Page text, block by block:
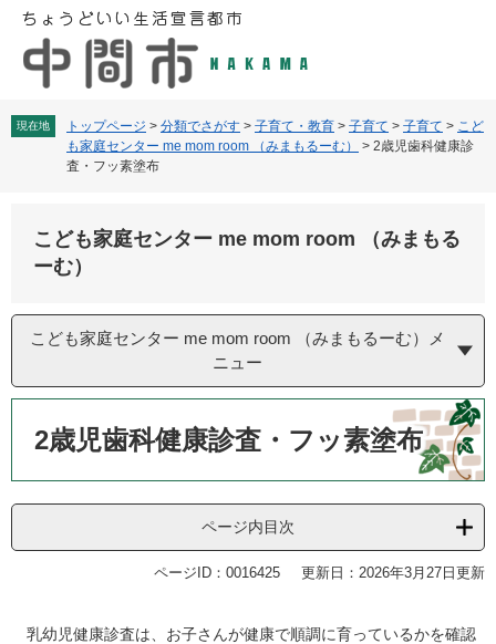
現在地 トップページ > 分類でさがす > 子育て・教育 > 子育て > 子育て > こど
も家庭センター me mom room （みまもるーむ）
> 2歳児歯科健康診
査・フッ素塗布
こども家庭センター me mom room （みまもる
ーむ）
こども家庭センター me mom room （みまもるーむ）メ
ニュー
2歳児歯科健康診査・フッ素塗布
ページ内目次
ページID：0016425 更新日：2026年3月27日更新
乳幼児健康診査は、お子さんが健康で順調に育っているかを確認